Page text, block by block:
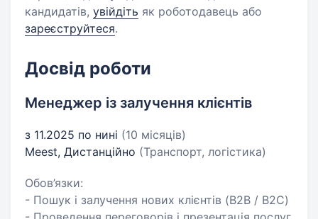
кандидатів, увійдіть як роботодавець або
зареєструйтеся.
Досвід роботи
Менеджер із залучення клієнтів
з 11.2025 по нині (10 місяців)
Meest, Дистанційно (Транспорт, логістика)
Обов’язки:
- Пошук і залучення нових клієнтів (B2B / B2C)